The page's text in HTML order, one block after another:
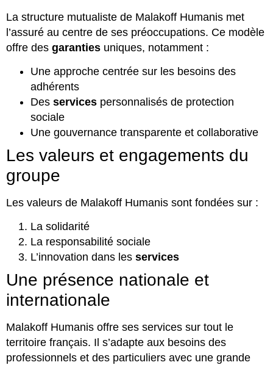
La structure mutualiste de Malakoff Humanis met
l’assuré au centre de ses préoccupations. Ce modèle
offre des garanties uniques, notamment :
Une approche centrée sur les besoins des
adhérents
Des services personnalisés de protection
sociale
Une gouvernance transparente et collaborative
Les valeurs et engagements du
groupe
Les valeurs de Malakoff Humanis sont fondées sur :
La solidarité
La responsabilité sociale
L’innovation dans les services
Une présence nationale et
internationale
Malakoff Humanis offre ses services sur tout le
territoire français. Il s’adapte aux besoins des
professionnels et des particuliers avec une grande